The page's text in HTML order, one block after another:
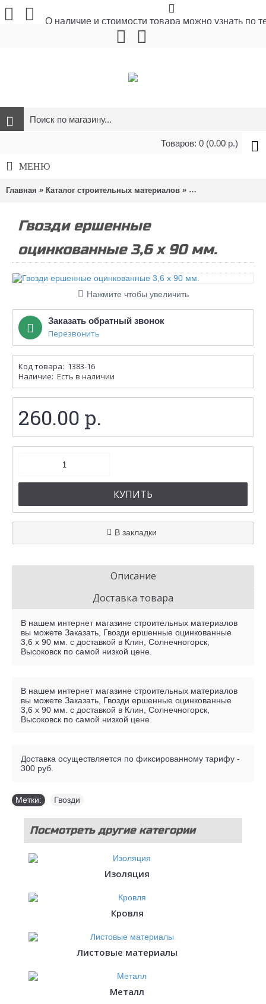
О наличие и стоимости товара можно узнать по
Товаров: 0 (0.00 р.)
МЕНЮ
Главная » Каталог строительных материалов » Метизы и крепёж
Гвозди ершенные
оцинкованные 3,6 х 90 мм.
Нажмите чтобы увеличить
Заказать обратный звонок
Перезвонить
Код товара: 1383-16
Наличие: Есть в наличии
260.00 р.
КУПИТЬ
В закладки
Описание
Доставка товара
В нашем интернет магазине строительных материалов
вы можете Заказать, Гвозди ершенные оцинкованные
3,6 х 90 мм. с доставкой в Клин, Солнечногорск,
Высоковск по самой низкой цене.
В нашем интернет магазине строительных материалов
вы можете Заказать, Гвозди ершенные оцинкованные
3,6 х 90 мм. с доставкой в Клин, Солнечногорск,
Высоковск по самой низкой цене.
Доставка осуществляется по фиксированному тарифу -
300 руб.
Метки: Гвозди
Посмотреть другие категории
стройматериалов
Изоляция
Кровля
Листовые материалы
Металл